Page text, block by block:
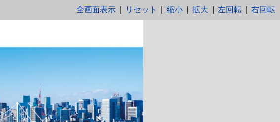
全画面表示 リセット 縮小 拡大 左回転 右回転